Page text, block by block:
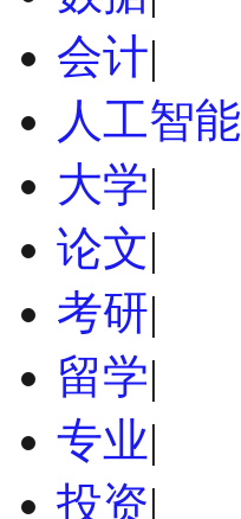
会计|
人工智能
大学|
论文|
考研|
留学|
专业|
投资|